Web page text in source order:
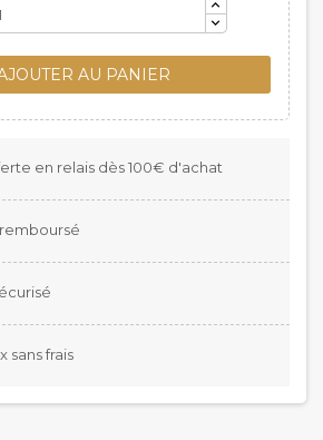
AU PANIER
en relais dès 100€ d'achat
sans frais